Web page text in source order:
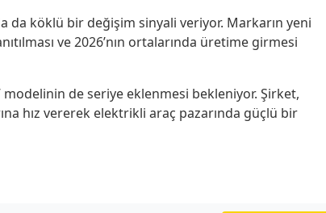
da köklü bir değişim sinyali veriyor. Markarın yeni
ve 2026’nın ortalarında üretime girmesi
de seriye eklenmesi bekleniyor. Şirket,
hız vererek elektrikli araç pazarında güçlü bir